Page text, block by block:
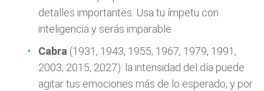
detalles importantes. Usa tu ímpetu con
inteligencia y serás imparable
Cabra (1931, 1943, 1955, 1967, 1979, 1991,
2003, 2015, 2027): la intensidad del día puede
agitar tus emociones más de lo esperado, y por